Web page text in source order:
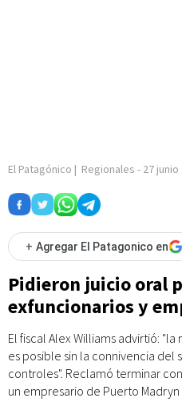
El Patagónico | Regionales - 27 junio
+ Agregar El Patagonico en
Pidieron juicio oral
exfuncionarios y
El fiscal Alex Williams advirtió:
es posible sin la connivencia del
controles". Reclamó terminar
un empresario de Puerto